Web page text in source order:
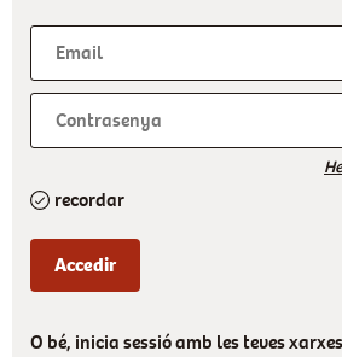
recordar
O bé, inicia sessió amb les teves